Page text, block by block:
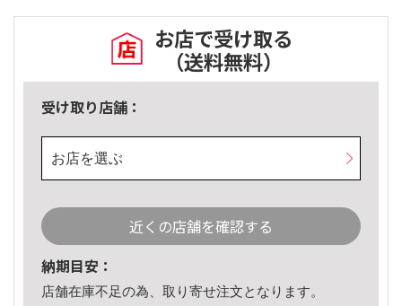
お店で受け取る
（送料無料）
受け取り店舗：
お店を選ぶ
近くの店舗を確認する
納期目安：
店舗在庫不足の為、取り寄せ注文となります。